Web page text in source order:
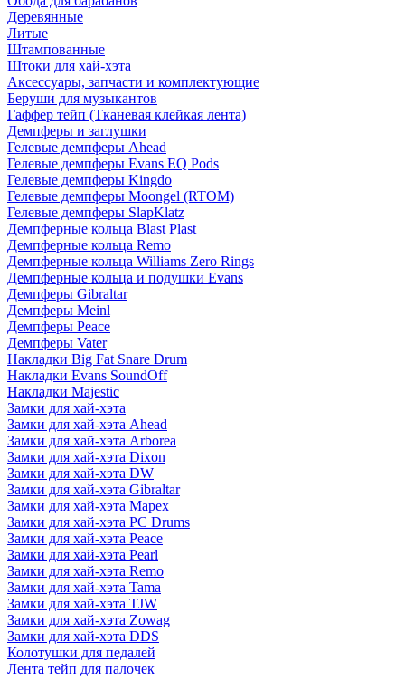
Деревянные
Литые
Штампованные
Штоки для хай-хэта
Аксессуары, запчасти и комплектующие
Беруши для музыкантов
Гаффер тейп (Тканевая клейкая лента)
Демпферы и заглушки
Гелевые демпферы Ahead
Гелевые демпферы Evans EQ Pods
Гелевые демпферы Kingdo
Гелевые демпферы Moongel (RTOM)
Гелевые демпферы SlapKlatz
Демпферные кольца Blast Plast
Демпферные кольца Remo
Демпферные кольца Williams Zero Rings
Демпферные кольца и подушки Evans
Демпферы Gibraltar
Демпферы Meinl
Демпферы Peace
Демпферы Vater
Накладки Big Fat Snare Drum
Накладки Evans SoundOff
Накладки Majestic
Замки для хай-хэта
Замки для хай-хэта Ahead
Замки для хай-хэта Arborea
Замки для хай-хэта Dixon
Замки для хай-хэта DW
Замки для хай-хэта Gibraltar
Замки для хай-хэта Mapex
Замки для хай-хэта PC Drums
Замки для хай-хэта Peace
Замки для хай-хэта Pearl
Замки для хай-хэта Remo
Замки для хай-хэта Tama
Замки для хай-хэта TJW
Замки для хай-хэта Zowag
Замки для хай-хэта DDS
Колотушки для педалей
Лента тейп для палочек